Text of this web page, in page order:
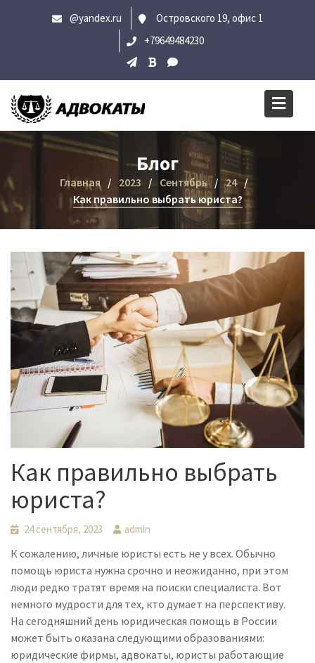
@yandex.ru
Островского 19, офис 1
+79649484230
Блог
Главная 2023 Сентябрь
24
Как правильно выбрать юриста?
Как правильно выбрать
юриста?
24 сентября, 2023 admin
К сожалению, личные юристы есть не у всех. Обычно
помощь юриста нужна срочно и неожиданно, при этом
люди редко тратят время на поиски специалиста. Вот
немного мудрости для тех, кто думает на перспективу.
На сегодняшний день юридическая помощь в России
может быть оказана следующими образованиями:
юридические фирмы, адвокаты, юристы работающие